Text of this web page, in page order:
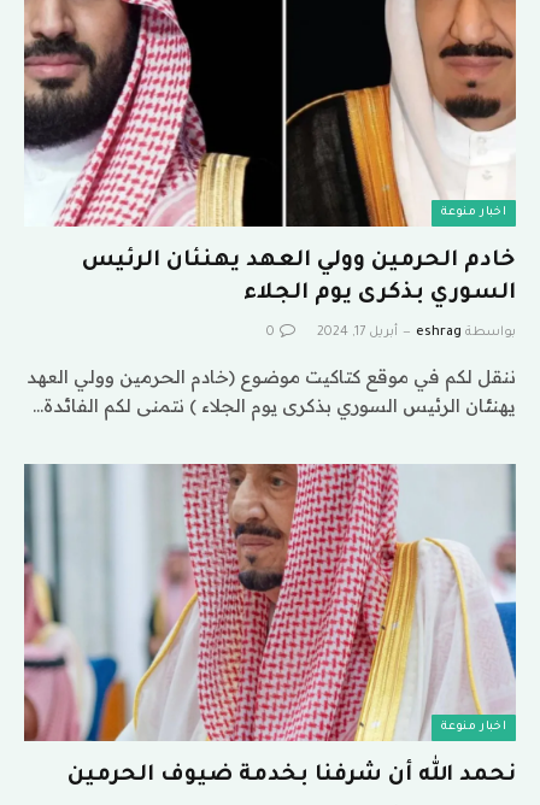
اخبار منوعة
خادم الحرمين وولي العهد يهنئان الرئيس
السوري بذكرى يوم الجلاء
بواسطة eshrag أبريل 17, 2024 0
ننقل لكم في موقع كتاكيت موضوع (خادم الحرمين وولي العهد
يهنئان الرئيس السوري بذكرى يوم الجلاء ) نتمنى لكم الفائدة…
اخبار منوعة
نحمد الله أن شرفنا بخدمة ضيوف الحرمين